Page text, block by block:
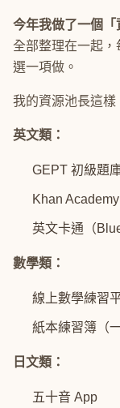
今年我做了一個「
全部整理在一起
選一項做。
我的資源池長這樣
英文類：
GEPT 初級題
Khan
英文卡通（
數學類：
線上數學練習
紙本練習簿（
日文類：
五十音 App